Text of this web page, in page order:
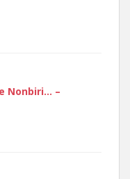
Nonbiri… –